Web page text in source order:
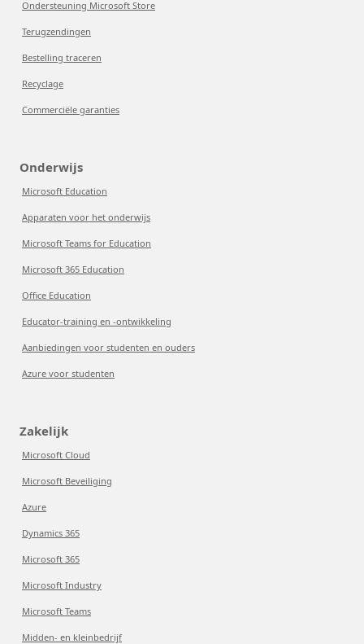
Ondersteuning Microsoft Store
Terugzendingen
Bestelling traceren
Recyclage
Commerciële garanties
Onderwijs
Microsoft Education
Apparaten voor het onderwijs
Microsoft Teams for Education
Microsoft 365 Education
Office Education
Educator-training en -ontwikkeling
Aanbiedingen voor studenten en ouders
Azure voor studenten
Zakelijk
Microsoft Cloud
Microsoft Beveiliging
Azure
Dynamics 365
Microsoft 365
Microsoft Industry
Microsoft Teams
Midden- en kleinbedrijf